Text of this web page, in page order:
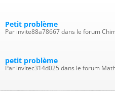
Petit problème
Par invite88a78667 dans le forum
petit problème
Par invitec314d025 dans le forum